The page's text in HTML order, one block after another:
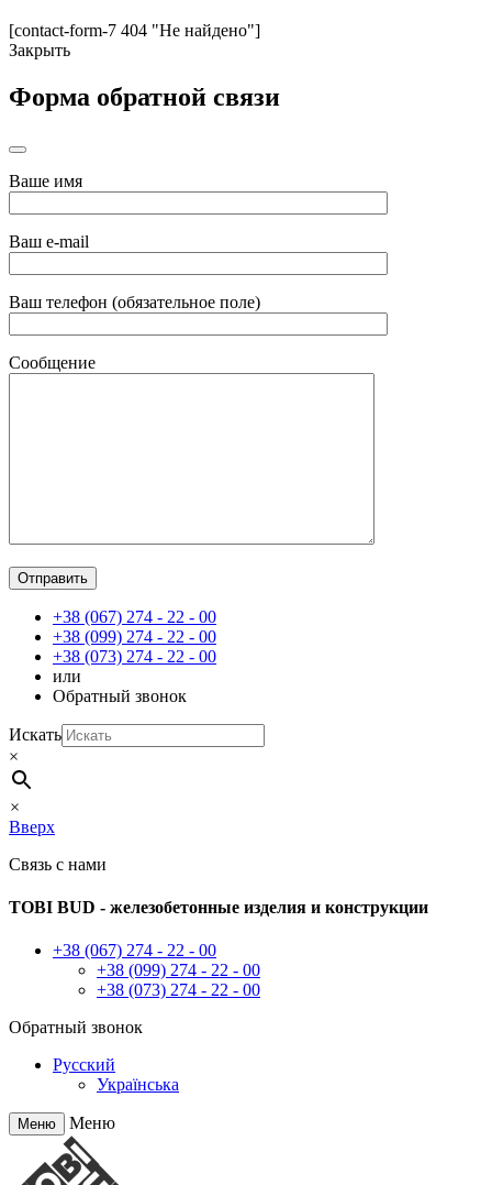
[contact-form-7 404 "Не найдено"]
Закрыть
Форма обратной связи
Ваше имя
Ваш e-mail
Ваш телефон (обязательное поле)
Сообщение
+38 (067) 274 - 22 - 00
+38 (099) 274 - 22 - 00
+38 (073) 274 - 22 - 00
или
Обратный звонок
Искать
×
×
Вверх
Связь с нами
TOBI BUD - железобетонные изделия и конструкции
+38 (067) 274 - 22 - 00
+38 (099) 274 - 22 - 00
+38 (073) 274 - 22 - 00
Обратный звонок
Русский
Українська
Меню Меню